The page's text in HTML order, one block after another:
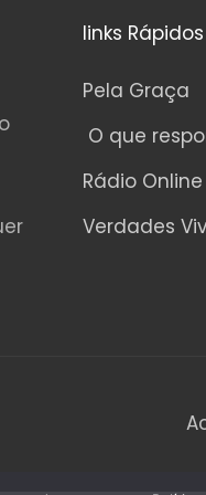
links Rápidos
Pela Graça
O que
Rádio Online
Verdades